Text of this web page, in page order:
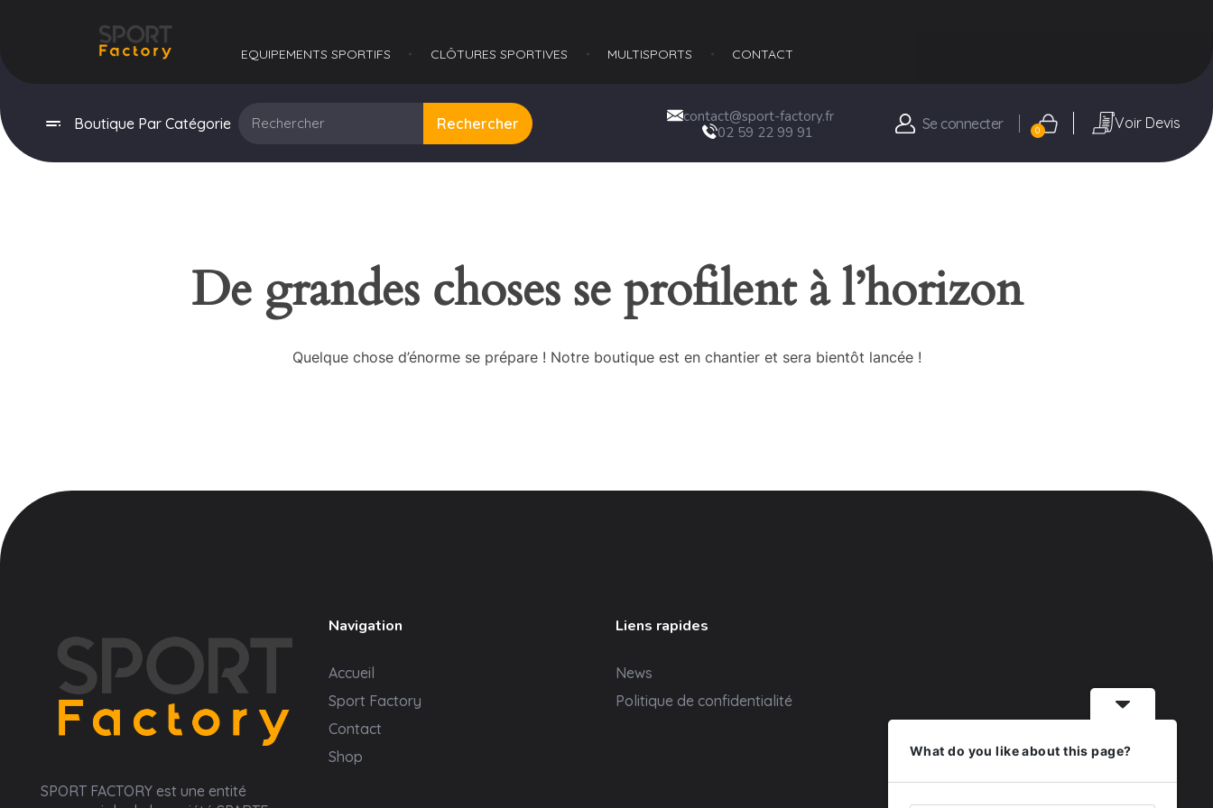
EQUIPEMENTS SPORTIFS​ CLÔTURES SPORTIVES MULTISPORTS​ CONTACT
Boutique Par Catégorie Rechercher
contact@sport-factory.fr
02 59 22 99 91
Se connecter 0 Voir Devis
De grandes choses se profilent à l’horizon
Quelque chose d’énorme se prépare ! Notre boutique est en chantier et sera bientôt lancée !
SPORT FACTORY est une entité
Navigation
Accueil
Sport Factory
Contact
Shop
Liens rapides
News
Politique de confidentialité
What do you like about this page?